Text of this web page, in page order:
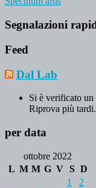
Segnalazioni
Feed
Dal Lab
Si è verificato
Riprova più tardi.
per data
ottobre 2022
L M M G V S D
1
2